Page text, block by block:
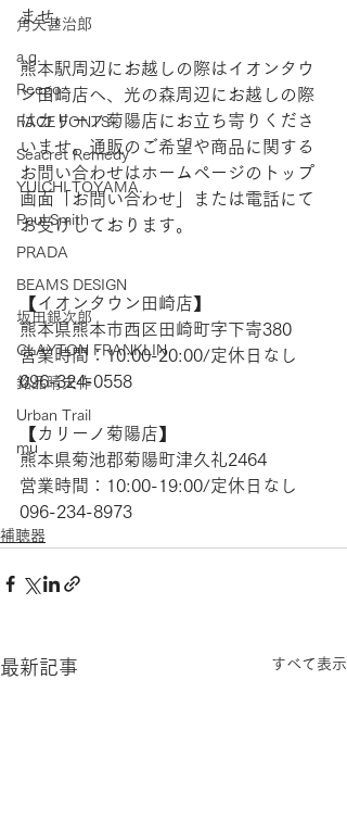
角矢甚治郎
a.q.
Reego
FACE FONTS
Seacret Remedy
YUICHI TOYAMA.
Paul Smith
PRADA
BEAMS DESIGN
坂田銀次郎
CLAYTON FRANKLIN
銘品晴夫作
Urban Trail
mu
ませ。
熊本駅周辺にお越しの際はイオンタウ
ン田崎店へ、光の森周辺にお越しの際
はカリーノ菊陽店にお立ち寄りくださ
いませ。通販のご希望や商品に関する
お問い合わせはホームページのトップ
画面「お問い合わせ」または電話にて
お受けしております。
【​イオンタウン田崎店】
熊本県熊本市西区田崎町字下寄380
営業時間：10:00-20:00/定休日なし
096-324-0558
【​カリーノ菊陽店】
熊本県菊池郡菊陽町津久礼2464
営業時間：10:00-19:00/定休日なし
096-234-8973
補聴器
最新記事 すべて表示